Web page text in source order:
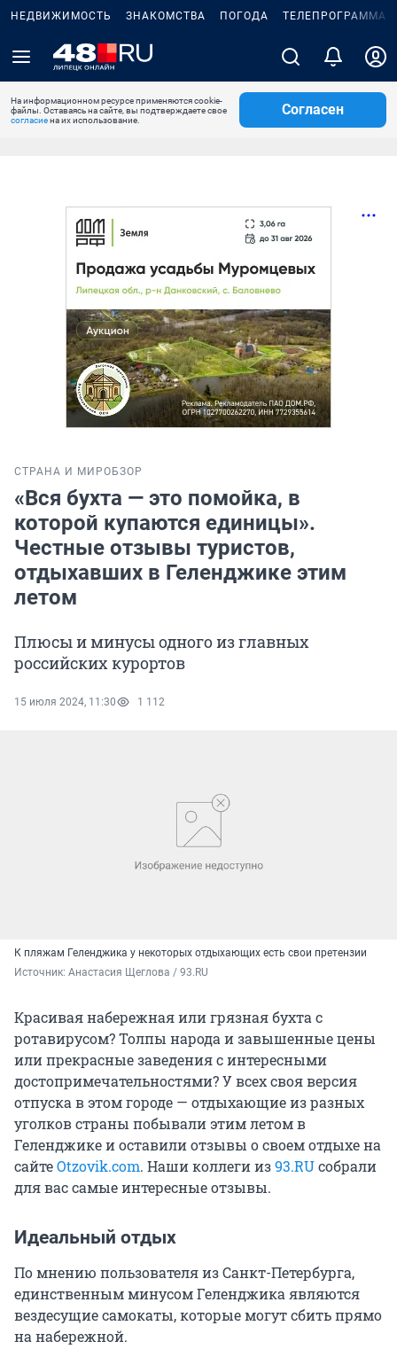
НЕДВИЖИМОСТЬ ЗНАКОМСТВА ПОГОДА ТЕЛЕПРОГРАММА
На информационном ресурсе применяются cookie-
файлы. Оставаясь на сайте, вы подтверждаете свое
согласиена их использование.
Согласен
СТРАНА И МИРОБЗОР
«Вся бухта — это помойка, в
которой купаются единицы».
Честные отзывы туристов,
отдыхавших в Геленджике этим
летом
Плюсы и минусы одного из главных
российских курортов
15 июля 2024, 11:30 1 112
К пляжам Геленджика у некоторых отдыхающих есть свои претензии
Источник: Анастасия Щеглова / 93.RU
Красивая набережная или грязная бухта с
ротавирусом? Толпы народа и завышенные цены
или прекрасные заведения с интересными
достопримечательностями? У всех своя версия
отпуска в этом городе — отдыхающие из разных
уголков страны побывали этим летом в
Геленджике и оставили отзывы о своем отдыхе на
сайтеOtzovik.com. Наши коллеги из93.RUcобрали
для вас самые интересные отзывы.
Идеальный отдых
По мнению пользователя из Санкт-Петербурга,
единственным минусом Геленджика являются
вездесущие самокаты, которые могут сбить прямо
на набережной.